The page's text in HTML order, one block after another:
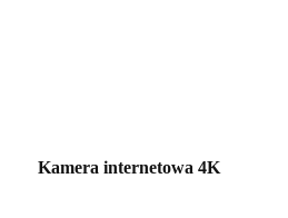
Kamera internetowa 4K